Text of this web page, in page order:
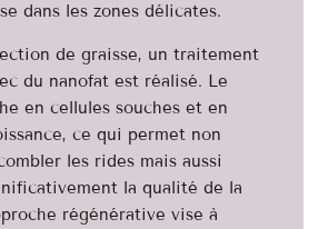
dans les zones délicates.
de graisse, un traitement
du nanofat est réalisé. Le
en cellules souches et en
ce qui permet non
les rides mais aussi
la qualité de la
régénérative vise à